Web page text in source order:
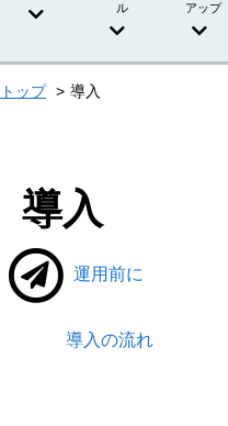
ル
アップ
トップ 導入
導入
運用前に
導入の流れ